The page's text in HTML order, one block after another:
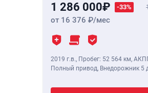
1 286 000 -33%
от 16 376 /мес
2019 г.в., Пробег: 52 564 км,
Полный привод, Внедорожник 5